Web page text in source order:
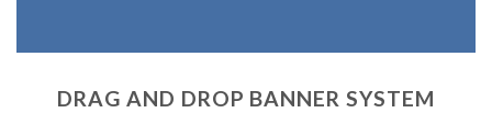
DRAG AND DROP BANNER SYSTEM